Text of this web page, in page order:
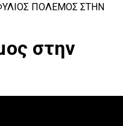
ΠΌΛΕΜΟΣ ΣΤΗΝ
στην